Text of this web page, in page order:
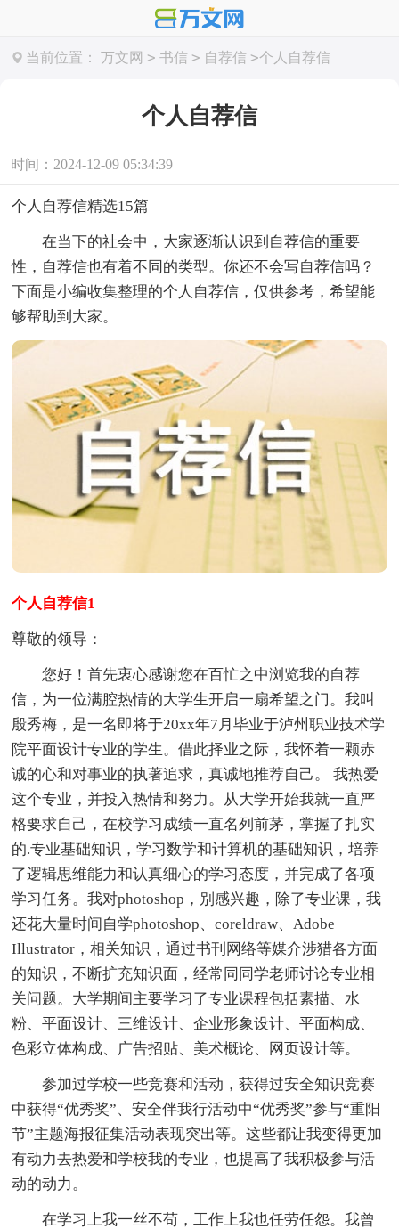
当前位置： 万文网 > 书信 > 自荐信 >个人自荐信
个人自荐信
时间：2024-12-09 05:34:39
个人自荐信精选15篇
在当下的社会中，大家逐渐认识到自荐信的重要
性，自荐信也有着不同的类型。你还不会写自荐信吗？
下面是小编收集整理的个人自荐信，仅供参考，希望能
够帮助到大家。
个人自荐信1
尊敬的领导：
您好！首先衷心感谢您在百忙之中浏览我的自荐
信，为一位满腔热情的大学生开启一扇希望之门。我叫
殷秀梅，是一名即将于20xx年7月毕业于泸州职业技术学
院平面设计专业的学生。借此择业之际，我怀着一颗赤
诚的心和对事业的执著追求，真诚地推荐自己。 我热爱
这个专业，并投入热情和努力。从大学开始我就一直严
格要求自己，在校学习成绩一直名列前茅，掌握了扎实
的.专业基础知识，学习数学和计算机的基础知识，培养
了逻辑思维能力和认真细心的学习态度，并完成了各项
学习任务。我对photoshop，别感兴趣，除了专业课，我
还花大量时间自学photoshop、coreldraw、Adobe
Illustrator，相关知识，通过书刊网络等媒介涉猎各方面
的知识，不断扩充知识面，经常同同学老师讨论专业相
关问题。大学期间主要学习了专业课程包括素描、水
粉、平面设计、三维设计、企业形象设计、平面构成、
色彩立体构成、广告招贴、美术概论、网页设计等。
参加过学校一些竞赛和活动，获得过安全知识竞赛
中获得“优秀奖”、安全伴我行活动中“优秀奖”参与“重阳
节”主题海报征集活动表现突出等。这些都让我变得更加
有动力去热爱和学校我的专业，也提高了我积极参与活
动的动力。
在学习上我一丝不苟，工作上我也任劳任怨。我曾